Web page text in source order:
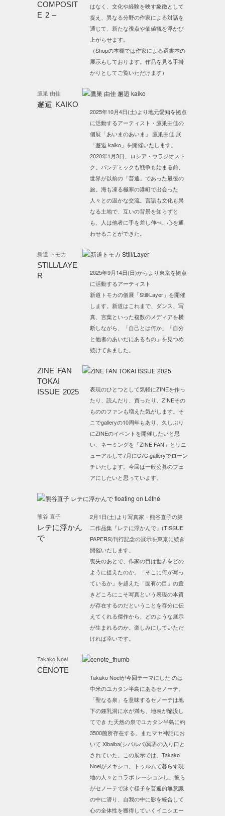
COMPOSIT
E 2 –
はなく、文化や経験を映す象徴として
捉え、異なる分野の作家による対話を
通じて、新たな視点や価値観を浮かび
上がらせます。
（Shopの本棚では作家による選書本の
展示もしております。作品を見る手掛
かりとしてご覧いただけます）
鷹巣 由佳
邂逅 KAIKO
2025年10月4日(土)より地元愛知を拠点
に活動するアーティスト・鷹巣由佳の
個展「あいまのあいま」 鷹巣由佳 展
「邂逅 kaiko」を開催いたします。
2020年1月3日、ロシア・ウラジオスト
ク。パンデミックも戦争も始まる前、
世界が以前の「普通」であった最後の
旅。海も凍る極寒の港町で出会った
人々との温かな交流。言語も文化も異
なる土地で、互いの背景を知らずと
も、人は他者に手を差し伸べ、心を通
わせることができた。
新道 トモカ
STILL/LAYE
R
2025年9月14日(日)からより東京を拠点
に活動するアーティスト
新道トモカの個展「Still/Layer」を開催
します。新道はこれまで、ダンス、写
真、言葉といった複数のメディアを横
断しながら、「自己とは何か」「自分
と他者のあいだにあるもの」を見つめ
続けてきました。
ZINE FAN
TOKAI
ISSUE 2025
表現のひとつとして気軽にZINEを作っ
たり、読んだり、買ったり、ZINEその
もののファンも増えた気がします。そ
こでgalleryの10周年もあり、久しぶり
にZINEのイベントを開催したいと思
い、ネーミングを「ZINE FAN」とリニ
ューアルして7月にC7C galleryでローン
チいたします。今回は一般公募のフェ
アにしたいと思っています。
熊谷 直子
レテに浮かん
で
2月1日(土)より写真家・熊谷直子の第
二作品集『レテに浮かんで』(TISSUE
PAPERS)刊行記念の展示を東京に続き
開催いたします。
喪失のあとで、作家の目は世界をどの
ように捉えたのか。「そこに何が写っ
ているか」を超えた「固有の目」の置
きどころにこそ写真という表現の本質
が存在するのだということを存分に伝
えてくれる傑作から、どのような展示
が生まれるのか。楽しみにしていただ
ければ幸いです。
Takako Noel
CENOTE
Takako Noelが今回テーマにした のは
中米のユカタン半島にあるセノーテ。
「聖なる泉」を意味するセノーテは地
下の鍾乳洞に水が満ち、地表が陥没し
てでき た天然の泉でユカタン半島に約
3500箇所存在する。またマヤ神話にお
いて Xibalba(シバルバ)冥界の入り口と
されていた。この展示では、Takako
Noelがメキシコ、トゥルムで暮らす現
地の人々とコラボ レーションし、彼ら
がセノーテで泳ぐ様子を普遍的無意識
の中に潜り、自我の中に影を統合して
心の全体性を獲得していくイニシエー